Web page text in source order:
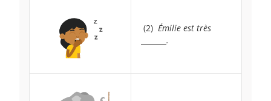
~
(2) ~Émilie est très
.